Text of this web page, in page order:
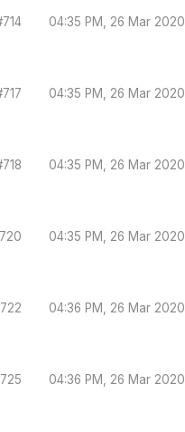
04:35 PM, 26 Mar 2020
04:35 PM, 26 Mar 2020
04:35 PM, 26 Mar 2020
04:35 PM, 26 Mar 2020
04:36 PM, 26 Mar 2020
04:36 PM, 26 Mar 2020